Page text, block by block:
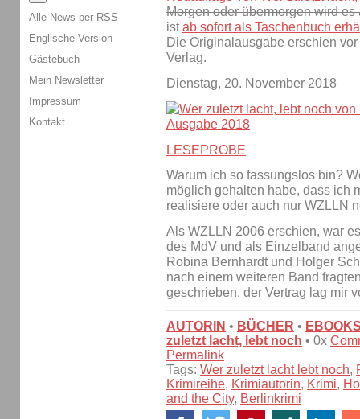
Morgen oder übermorgen wird
istab sofort als Taschenbuch
Die Originalausgabe erschien
Verlag.
Dienstag, 20. November 2018
LESEPROBE
Warum ich so fassungslos bin?
möglich gehalten habe, dass ich
realisiere oder auch nur WZLLN
Als WZLLN 2006 erschien, war
des MdV und als Einzelband
Robina Bernhardt und Holger
nach einem weiteren Band
geschrieben, der Vertrag lag mir
AUTORIN • BÜCHER •
zuletzt lacht, lebt noch • 0x
Permalink
Tags: Wer zuletzt lacht lebt noch,
Krimireihe, Krimiautorin, Krimi,
and the City, Berlinkrimi
Alle News per RSS
Englische Version
Gästebuch
Mein Newsletter
Impressum
Kontakt